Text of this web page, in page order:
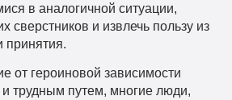
в аналогичной ситуации,
сверстников и извлечь пользу из
принятия.
от героиновой зависимости
трудным путем, многие люди,